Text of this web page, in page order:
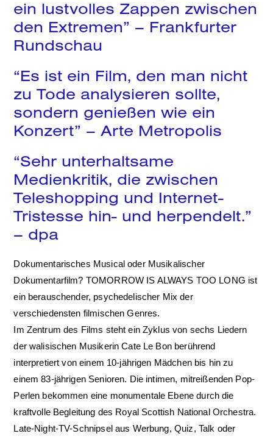
ein lustvolles Zappen zwischen
den Extremen” – Frankfurter
Rundschau
“Es ist ein Film, den man nicht
zu Tode analysieren sollte,
sondern genießen wie ein
Konzert” –Arte Metropolis
“Sehr unterhaltsame
Medienkritik, die zwischen
Teleshopping und Internet-
Tristesse hin- und herpendelt.”
– dpa
Dokumentarisches Musical oder Musikalischer
Dokumentarfilm? TOMORROW IS ALWAYS TOO LONG ist
ein berauschender, psychedelischer Mix der
verschiedensten filmischen Genres.
Im Zentrum des Films steht ein Zyklus von sechs Liedern
der walisischen Musikerin Cate Le Bon berührend
interpretiert von einem 10-jährigen Mädchen bis hin zu
einem 83-jährigen Senioren. Die intimen, mitreißenden Pop-
Perlen bekommen eine monumentale Ebene durch die
kraftvolle Begleitung des Royal Scottish National Orchestra.
Late-Night-TV-Schnipsel aus Werbung, Quiz, Talk oder